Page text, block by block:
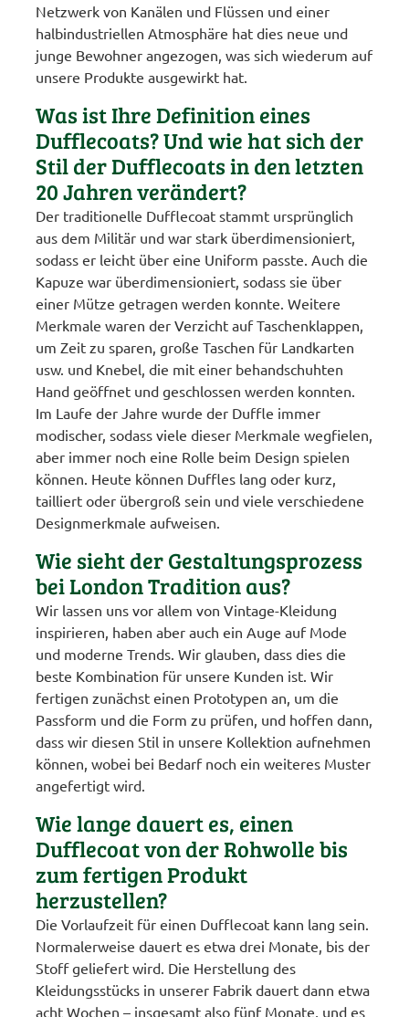
Netzwerk von Kanälen und Flüssen und einer
halbindustriellen Atmosphäre hat dies neue und
junge Bewohner angezogen, was sich wiederum auf
unsere Produkte ausgewirkt hat.
Was ist Ihre Definition eines
Dufflecoats? Und wie hat sich der
Stil der Dufflecoats in den letzten
20 Jahren verändert?
Der traditionelle Dufflecoat stammt ursprünglich
aus dem Militär und war stark überdimensioniert,
sodass er leicht über eine Uniform passte. Auch die
Kapuze war überdimensioniert, sodass sie über
einer Mütze getragen werden konnte. Weitere
Merkmale waren der Verzicht auf Taschenklappen,
um Zeit zu sparen, große Taschen für Landkarten
usw. und Knebel, die mit einer behandschuhten
Hand geöffnet und geschlossen werden konnten.
Im Laufe der Jahre wurde der Duffle immer
modischer, sodass viele dieser Merkmale wegfielen,
aber immer noch eine Rolle beim Design spielen
können. Heute können Duffles lang oder kurz,
tailliert oder übergroß sein und viele verschiedene
Designmerkmale aufweisen.
Wie sieht der Gestaltungsprozess
bei London Tradition aus?
Wir lassen uns vor allem von Vintage-Kleidung
inspirieren, haben aber auch ein Auge auf Mode
und moderne Trends. Wir glauben, dass dies die
beste Kombination für unsere Kunden ist. Wir
fertigen zunächst einen Prototypen an, um die
Passform und die Form zu prüfen, und hoffen dann,
dass wir diesen Stil in unsere Kollektion aufnehmen
können, wobei bei Bedarf noch ein weiteres Muster
angefertigt wird.
Wie lange dauert es, einen
Dufflecoat von der Rohwolle bis
zum fertigen Produkt
herzustellen?
Die Vorlaufzeit für einen Dufflecoat kann lang sein.
Normalerweise dauert es etwa drei Monate, bis der
Stoff geliefert wird. Die Herstellung des
Kleidungsstücks in unserer Fabrik dauert dann etwa
acht Wochen – insgesamt also fünf Monate, und es